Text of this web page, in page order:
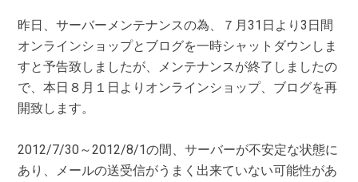
昨日、サーバーメンテナンスの為、７月31日より3日間
オンラインショップとブログを一時シャットダウンしま
すと予告致しましたが、メンテナンスが終了しましたの
で、本日８月１日よりオンラインショップ、ブログを再
開致します。
2012/7/30～2012/8/1の間、サーバーが不安定な状態に
あり、メールの送受信がうまく出来ていない可能性があ